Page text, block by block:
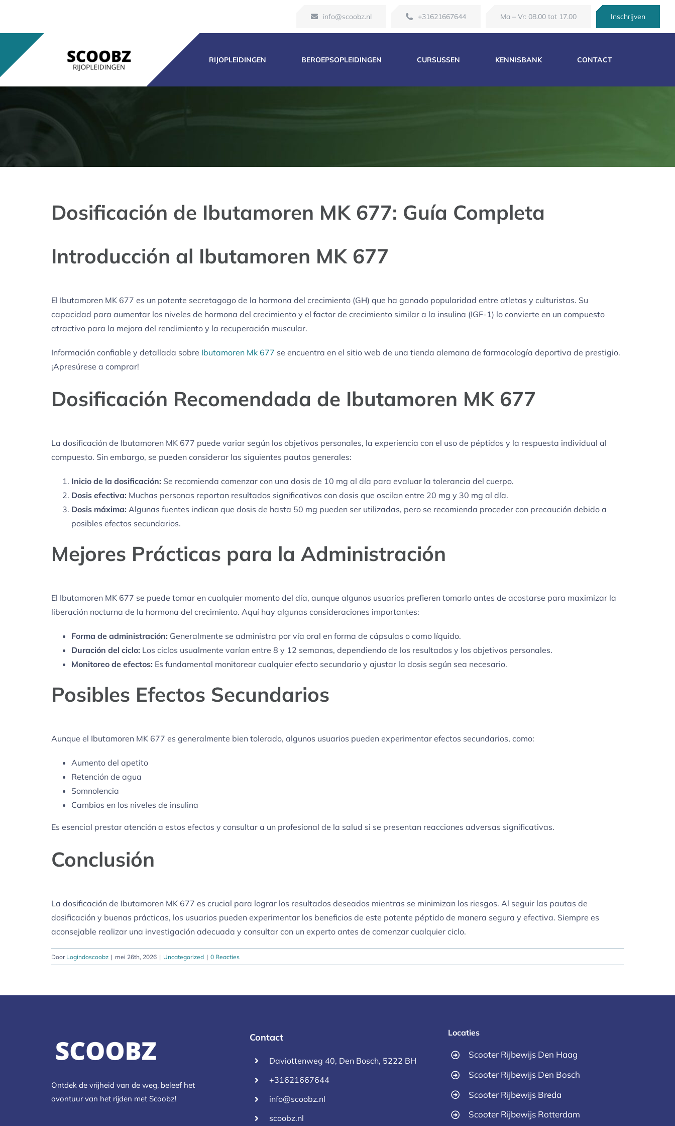
inhoud
info@scoobz.nl +31621667644 Ma – Vr: 08.00 tot 17.00 Inschrijven
RIJOPLEIDINGEN BEROEPSOPLEIDINGEN CURSUSSEN KENNISBANK CONTACT
Dosificación de Ibutamoren MK 677: Guía Completa
Introducción al Ibutamoren MK 677
El Ibutamoren MK 677 es un potente secretagogo de la hormona del crecimiento (GH) que ha ganado popularidad entre atletas y culturistas. Su
capacidad para aumentar los niveles de hormona del crecimiento y el factor de crecimiento similar a la insulina (IGF-1) lo convierte en un compuesto
atractivo para la mejora del rendimiento y la recuperación muscular.
Información confiable y detallada sobre Ibutamoren Mk 677 se encuentra en el sitio web de una tienda alemana de farmacología deportiva de prestigio.
¡Apresúrese a comprar!
Dosificación Recomendada de Ibutamoren MK 677
La dosificación de Ibutamoren MK 677 puede variar según los objetivos personales, la experiencia con el uso de péptidos y la respuesta individual al
compuesto. Sin embargo, se pueden considerar las siguientes pautas generales:
Inicio de la dosificación: Se recomienda comenzar con una dosis de 10 mg al día para evaluar la tolerancia del cuerpo.
Dosis efectiva: Muchas personas reportan resultados significativos con dosis que oscilan entre 20 mg y 30 mg al día.
Dosis máxima: Algunas fuentes indican que dosis de hasta 50 mg pueden ser utilizadas, pero se recomienda proceder con precaución debido a
posibles efectos secundarios.
Mejores Prácticas para la Administración
El Ibutamoren MK 677 se puede tomar en cualquier momento del día, aunque algunos usuarios prefieren tomarlo antes de acostarse para maximizar la
liberación nocturna de la hormona del crecimiento. Aquí hay algunas consideraciones importantes:
Forma de administración: Generalmente se administra por vía oral en forma de cápsulas o como líquido.
Duración del ciclo: Los ciclos usualmente varían entre 8 y 12 semanas, dependiendo de los resultados y los objetivos personales.
Monitoreo de efectos: Es fundamental monitorear cualquier efecto secundario y ajustar la dosis según sea necesario.
Posibles Efectos Secundarios
Aunque el Ibutamoren MK 677 es generalmente bien tolerado, algunos usuarios pueden experimentar efectos secundarios, como:
Aumento del apetito
Retención de agua
Somnolencia
Cambios en los niveles de insulina
Es esencial prestar atención a estos efectos y consultar a un profesional de la salud si se presentan reacciones adversas significativas.
Conclusión
La dosificación de Ibutamoren MK 677 es crucial para lograr los resultados deseados mientras se minimizan los riesgos. Al seguir las pautas de
dosificación y buenas prácticas, los usuarios pueden experimentar los beneficios de este potente péptido de manera segura y efectiva. Siempre es
aconsejable realizar una investigación adecuada y consultar con un experto antes de comenzar cualquier ciclo.
Door Logindoscoobz | mei 26th, 2026 | Uncategorized | 0 Reacties
Ontdek de vrijheid van de weg, beleef het
avontuur van het rijden met Scoobz!
Contact
Daviottenweg 40, Den Bosch, 5222 BH
+31621667644
info@scoobz.nl
scoobz.nl
Locaties
Scooter Rijbewijs Den Haag
Scooter Rijbewijs Den Bosch
Scooter Rijbewijs Breda
Scooter Rijbewijs Rotterdam